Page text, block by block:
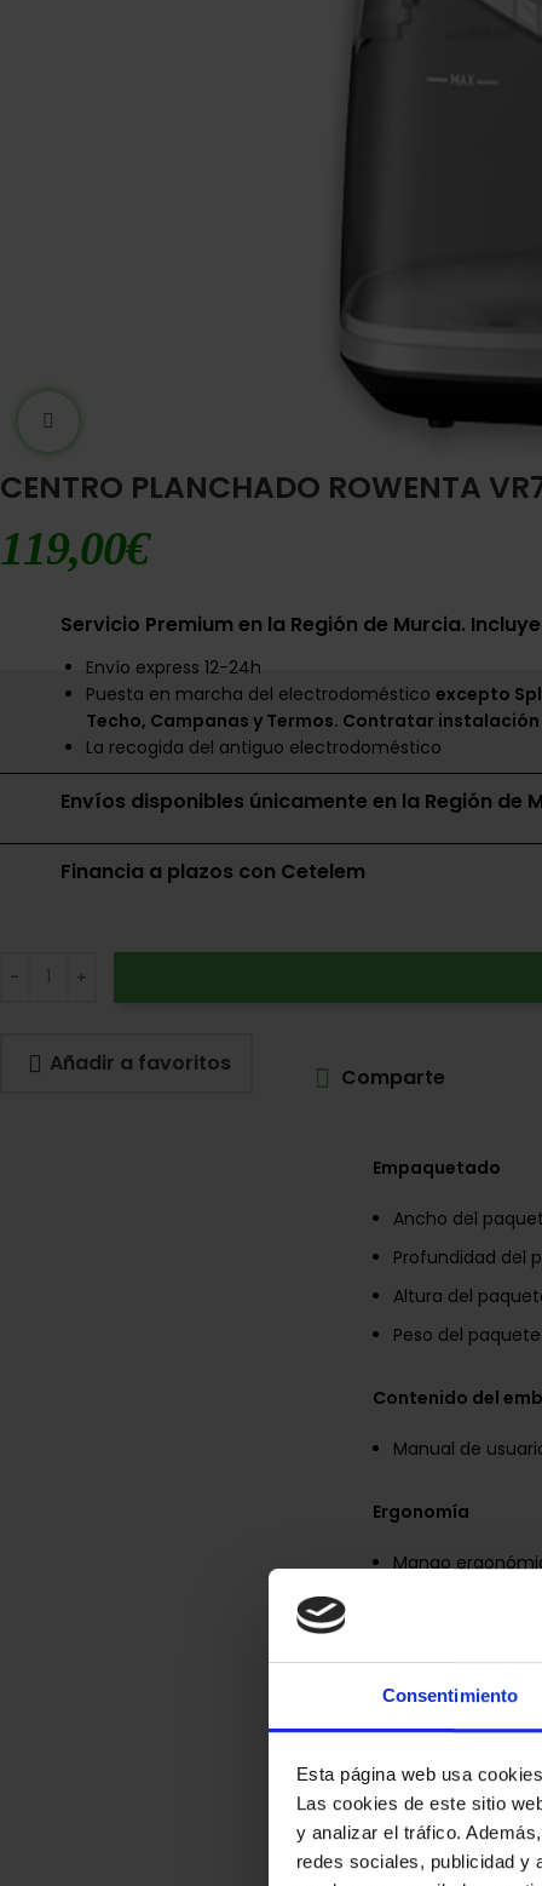
Consentimiento
Esta página web usa cookies
Las cookies de este sitio
y analizar el tráfico.
redes sociales, publicidad y
CENTRO PLANCHADO ROWENTA
119,00€
Servicio Premium en la Región de Murcia.
Envío express 12-24h
Puesta en marcha del electrodoméstico excepto
Techo, Campanas y Termos. Contratar
La recogida del antiguo electrodoméstico
Envíos disponibles únicamente en la Región de
Financia a plazos con Cetelem
Añadir a favoritos
Comparte
Empaquetado
Ancho del
Profundidad del
Altura del
Peso del
Contenido del
Manual de
Ergonomía
Mango
Características
Salida de vapor
Vapor variable –
Ajustes de